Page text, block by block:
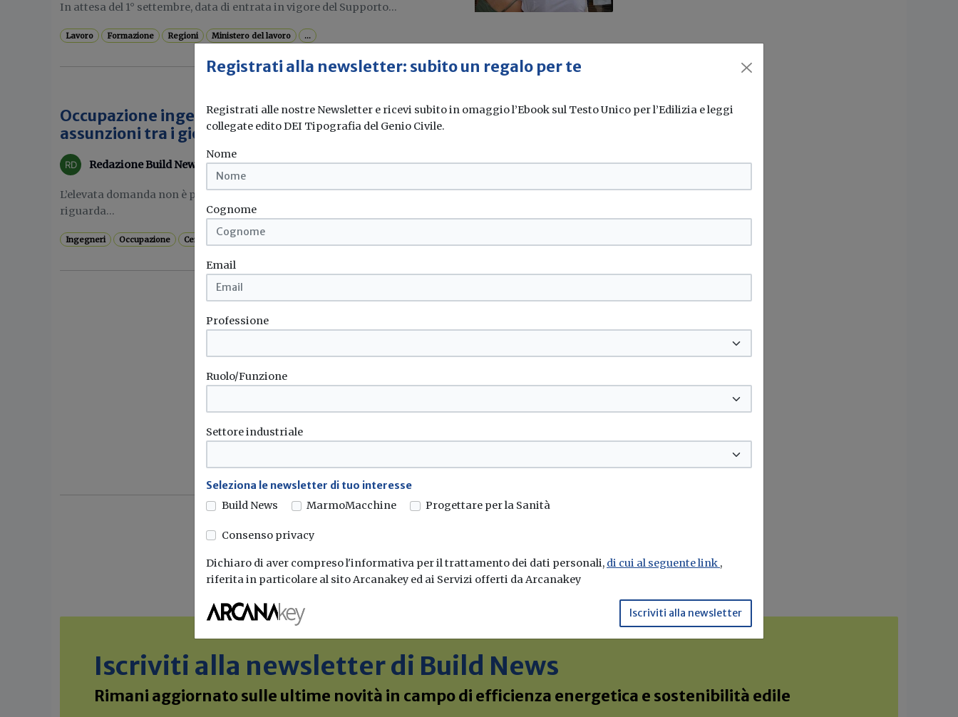
In attesa del 1° settembre, data di entrata in vigore del Supporto...
Lavoro Formazione Regioni Ministero del lavoro ...
Occupazione ingegneristica in Italia: al 60% le
assunzioni tra i giovani
Redazione Build News
L’elevata domanda non è più prerogativa solo degli ingegneri informatici, ma
riguarda...
Ingegneri Occupazione Centro studi cni
Iscriviti alla newsletter di Build News
Rimani aggiornato sulle ultime novità in campo di efficienza energetica e sostenibilità edile
Registrati alla newsletter: subito un regalo per te
Registrati alle nostre Newsletter e ricevi subito in omaggio l’Ebook sul Testo Unico per l’Edilizia e leggi
collegate edito DEI Tipografia del Genio Civile.
Nome
Cognome
Email
Professione
Ruolo/Funzione
Settore industriale
Seleziona le newsletter di tuo interesse
Build News
MarmoMacchine Progettare per la Sanità
Consenso privacy
Dichiaro di aver compreso l'informativa per il trattamento dei dati personali, di cui al seguente link ,
riferita in particolare al sito Arcanakey ed ai Servizi offerti da Arcanakey
Iscriviti alla newsletter